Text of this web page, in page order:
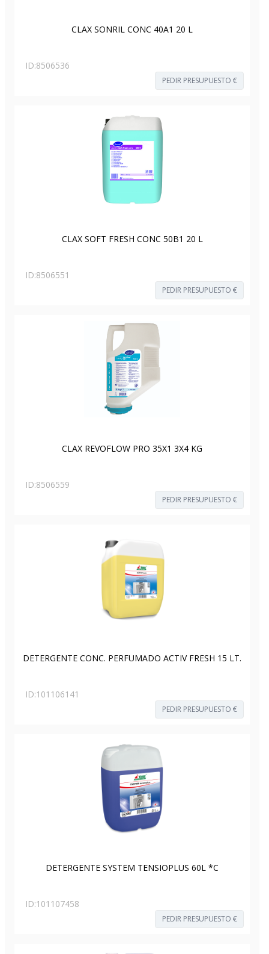
CLAX SONRIL CONC 40A1 20 L
ID:8506536
PEDIR PRESUPUESTO €
CLAX SOFT FRESH CONC 50B1 20 L
ID:8506551
PEDIR PRESUPUESTO €
CLAX REVOFLOW PRO 35X1 3X4 KG
ID:8506559
PEDIR PRESUPUESTO €
DETERGENTE CONC. PERFUMADO ACTIV FRESH 15 LT.
ID:101106141
PEDIR PRESUPUESTO €
DETERGENTE SYSTEM TENSIOPLUS 60L *C
ID:101107458
PEDIR PRESUPUESTO €